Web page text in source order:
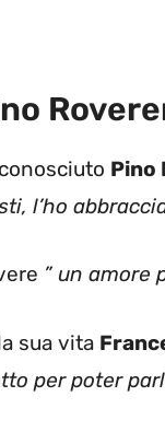
Pino
l’ho
” un amore
sua vita
per poter